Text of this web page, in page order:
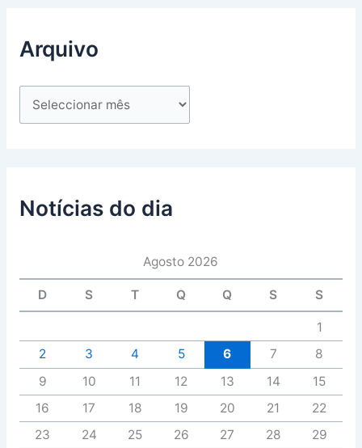
Arquivo
Notícias do dia
Agosto 2026
D S T Q Q S S
1
2
3 4 5 6 7
8
9
10 11 12 13 14
15
16
17 18 19 20 21
22
23
24 25 26 27 28
29